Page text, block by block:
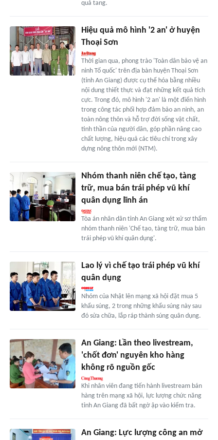
quả tang.
Hiệu quả mô hình '2 an' ở huyện
Thoại Sơn
Thời gian qua, phong trào 'Toàn dân bảo vệ an
ninh Tổ quốc' trên địa bàn huyện Thoại Sơn
(tỉnh An Giang) được cụ thể hóa bằng nhiều
nội dung thiết thực và đạt những kết quả tích
cực. Trong đó, mô hình '2 an' là một điển hình
trong công tác phối hợp đảm bảo an ninh, an
toàn nông thôn và hỗ trợ đời sống vật chất,
tinh thần của người dân, góp phần nâng cao
chất lượng, hiệu quả các tiêu chí trong xây
dựng nông thôn mới (NTM).
Nhóm thanh niên chế tạo, tàng
trữ, mua bán trái phép vũ khí
quân dụng lĩnh án
Tòa án nhân dân tỉnh An Giang xét xử sơ thẩm
nhóm thanh niên 'Chế tạo, tàng trữ, mua bán
trái phép vũ khí quân dụng'.
Lao lý vì chế tạo trái phép vũ khí
quân dụng
Nhóm của Nhật lên mạng xã hội đặt mua 5
khẩu súng, 2 trong những khẩu súng này sau
đó sửa chữa, lắp ráp thành súng quân dụng.
An Giang: Lần theo livestream,
'chốt đơn' nguyên kho hàng
không rõ nguồn gốc
Khi nhân viên đang tiến hành livestream bán
hàng trên mạng xã hội, lực lượng chức năng
tỉnh An Giang đã bất ngờ ập vào kiểm tra.
An Giang: Lực lượng công an mở